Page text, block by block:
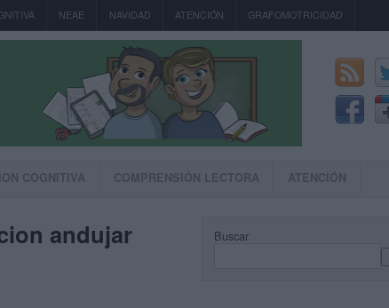
NEAE NAVIDAD ATENCIÓN GRAFOMOTRICIDAD
COGNITIVA COMPRENSIÓN LECTORA ATENCIÓN
andujar
Buscar